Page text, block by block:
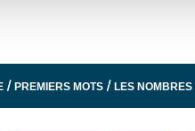
/PREMIERS MOTS /LES NOMBRES